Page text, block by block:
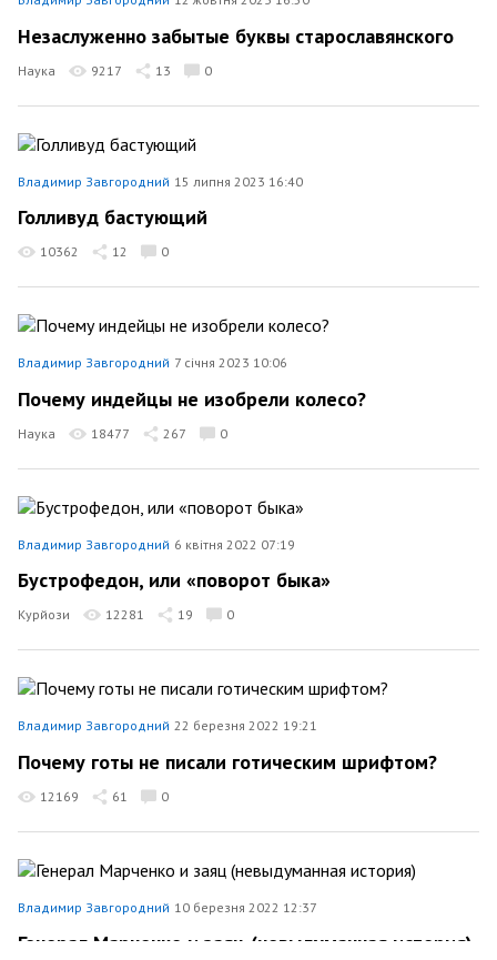
Незаслуженно забытые буквы старославянского
Наука 9217 13 0
Владимир Завгородний 15 липня 2023 16:40
Голливуд бастующий
10362 12 0
Владимир Завгородний 7 січня 2023 10:06
Почему индейцы не изобрели колесо?
Наука 18477 267 0
Владимир Завгородний 6 квітня 2022 07:19
Бустрофедон, или «поворот быка»
Курйози 12281 19 0
Владимир Завгородний 22 березня 2022 19:21
Почему готы не писали готическим шрифтом?
12169 61 0
Владимир Завгородний 10 березня 2022 12:37
Генерал Марченко и заяц (невыдуманная история)